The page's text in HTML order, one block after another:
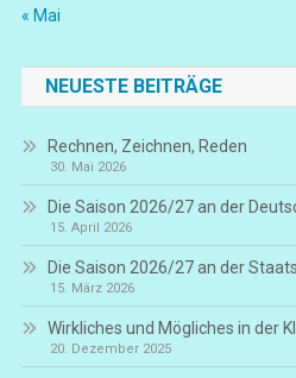
« Mai
NEUESTE BEITRÄGE
Rechnen, Zeichnen, Reden
30. Mai 2026
Die Saison 2026/27 an der
15. April 2026
Die Saison 2026/27 an der
15. März 2026
Wirkliches und Mögliches in der
20. Dezember 2025